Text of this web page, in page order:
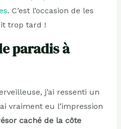
. C’est l’occasion de les
trop tard !
paradis à
j’ai ressenti un
vraiment eu l’impression
caché de la côte